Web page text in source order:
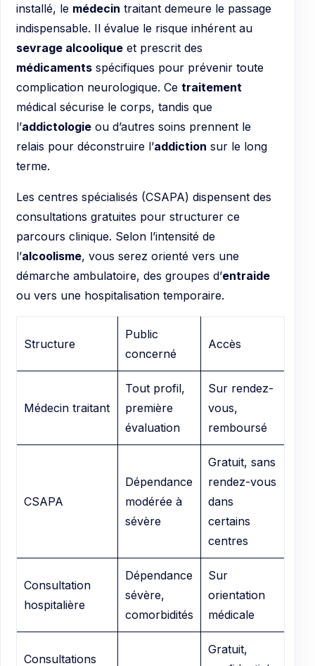
installé, le médecin traitant demeure le passage
indispensable. Il évalue le risque inhérent au
sevrage alcoolique et prescrit des
médicaments spécifiques pour prévenir toute
complication neurologique. Ce traitement
médical sécurise le corps, tandis que
l’addictologie ou d’autres soins prennent le
relais pour déconstruire l’addiction sur le long
terme.
Les centres spécialisés (CSAPA) dispensent des
consultations gratuites pour structurer ce
parcours clinique. Selon l’intensité de
l’alcoolisme, vous serez orienté vers une
démarche ambulatoire, des groupes d’entraide
ou vers une hospitalisation temporaire.
Structure
Public
concerné
Accès
Médecin traitant
Tout profil,
première
évaluation
Sur rendez-
vous,
remboursé
CSAPA
Dépendance
modérée à
sévère
Gratuit, sans
rendez-vous
dans
certains
centres
Consultation
hospitalière
Dépendance
sévère,
comorbidités
Sur
orientation
médicale
Consultations
Gratuit,